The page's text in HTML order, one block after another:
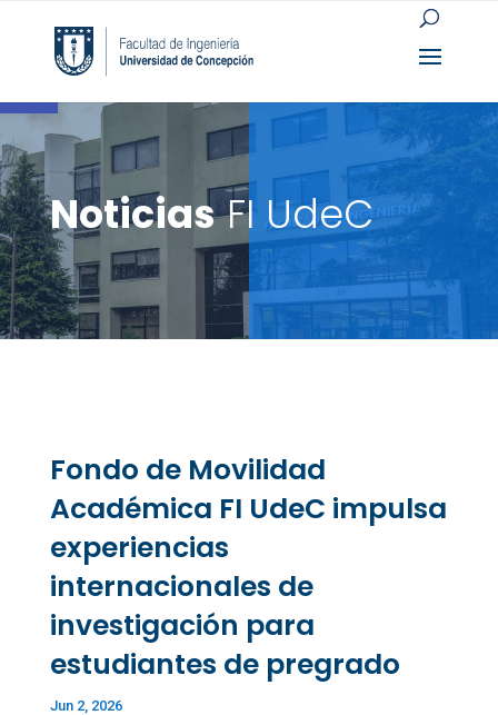
Open toolbar
NoticiasFI UdeC
Fondo de Movilidad
Académica FI UdeC impulsa
experiencias
internacionales de
investigación para
estudiantes de pregrado
Jun 2, 2026